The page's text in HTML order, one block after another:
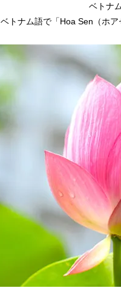
ベトナ
ベトナム語で「Hoa Sen（ホア